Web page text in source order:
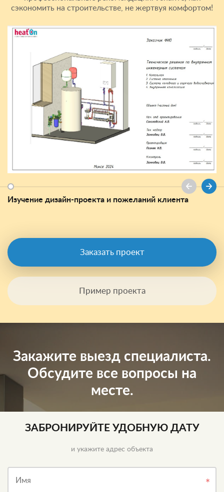
сэкономить на строительстве, не жертвуя комфортом!
Изучение дизайн-проекта и пожеланий клиента
Заказать проект
Пример проекта
Закажите выезд специалиста.
Обсудите все вопросы на
месте.
ЗАБРОНИРУЙТЕ УДОБНУЮ ДАТУ
и укажите адрес объекта
Имя